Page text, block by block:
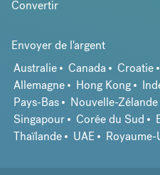
Convertir
Envoyer de l'argent
Australie
Canada Croatie
Allemagne
Hong Kong
Pays-Bas
Nouvelle-Zélande
Singapour
Corée du Sud
Thaïlande
UAE Royaume-